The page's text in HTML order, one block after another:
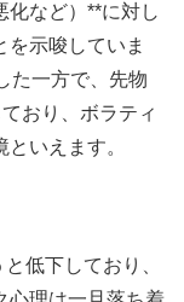
化など）**に対し
を示唆していま
た一方で、先物
おり、ボラティ
いえます。
と低下しており、